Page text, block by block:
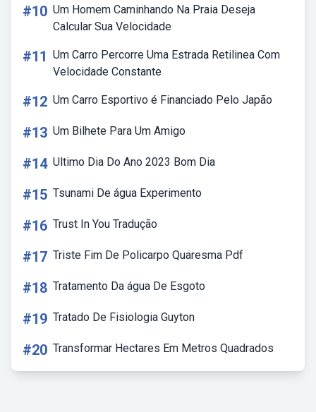
#10 Um Homem Caminhando Na Praia Deseja
Calcular Sua Velocidade
#11 Um Carro Percorre Uma Estrada Retilinea Com
Velocidade Constante
#12 Um Carro Esportivo é Financiado Pelo Japão
#13 Um Bilhete Para Um Amigo
#14 Ultimo Dia Do Ano 2023 Bom Dia
#15 Tsunami De água Experimento
#16 Trust In You Tradução
#17 Triste Fim De Policarpo Quaresma Pdf
#18 Tratamento Da água De Esgoto
#19 Tratado De Fisiologia Guyton
#20 Transformar Hectares Em Metros Quadrados